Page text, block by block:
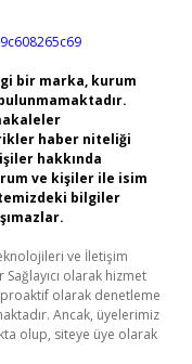
bir marka, kurum
haber niteliği
hakkında
ve kişiler ile isim
bilgiler
ve İletişim
olarak hizmet
olarak denetleme
Ancak, üyelerimiz
olup, siteye üye olarak